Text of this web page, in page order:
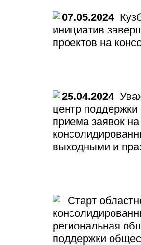
07.05.2024
инициатив
проектов на
25.04.2024
центр
приема заявок
выходными и
Cтарт
региональная
поддержки